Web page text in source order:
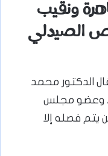
ونقيب
الصيدلي
الدكتور محمد
وعضو مجلس
يتم فصله إلا